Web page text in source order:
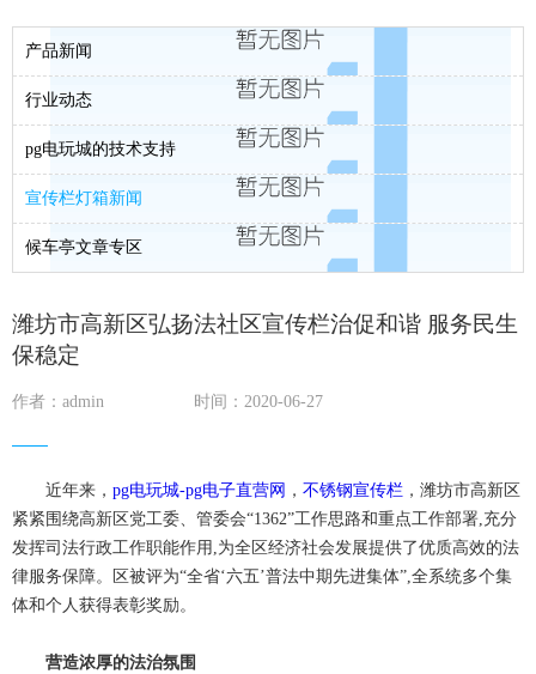
产品新闻
行业动态
pg电玩城的技术支持
宣传栏灯箱新闻
候车亭文章专区
潍坊市高新区弘扬法社区宣传栏治促和谐 服务民生
保稳定
作者：admin 时间：2020-06-27
近年来， pg电玩城-pg电子直营网 ， 不锈钢宣传栏 ，潍坊市高新区
紧紧围绕高新区党工委、管委会“1362”工作思路和重点工作部署,充分
发挥司法行政工作职能作用,为全区经济社会发展提供了优质高效的法
律服务保障。区被评为“全省‘六五’普法中期先进集体”,全系统多个集
体和个人获得表彰奖励。
营造浓厚的法治氛围